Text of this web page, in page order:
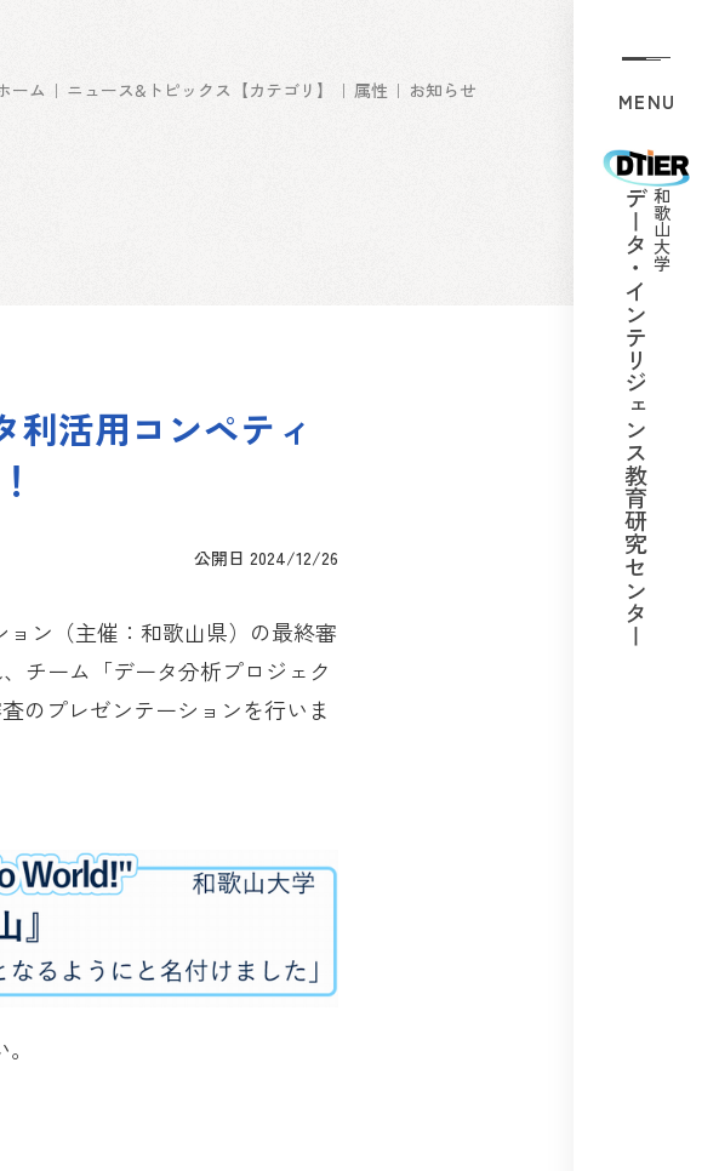
和歌山大学
データ・インテリジェンス
教育研究センター
MENU
ーム ニュース&トピックス【カテゴリ】 属性 お知らせ
利活用コンペティ
公開日 2024/12/26
ョン（主催：和歌山県）の最終審
チーム「データ分析プロジェク
のプレゼンテーションを行いま